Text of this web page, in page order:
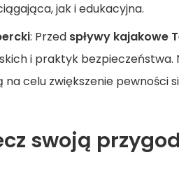
jak i edukacyjna.
: Przed spływy kajakowe
i praktyk bezpieczeństwa.
celu zwiększenie pewności
swoją